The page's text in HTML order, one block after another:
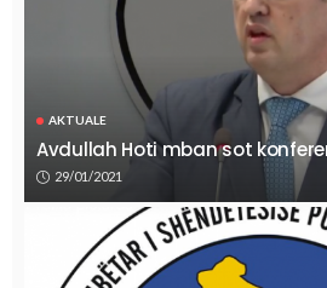
AKTUALE
Avdullah Hoti mban sot
29/01/2021